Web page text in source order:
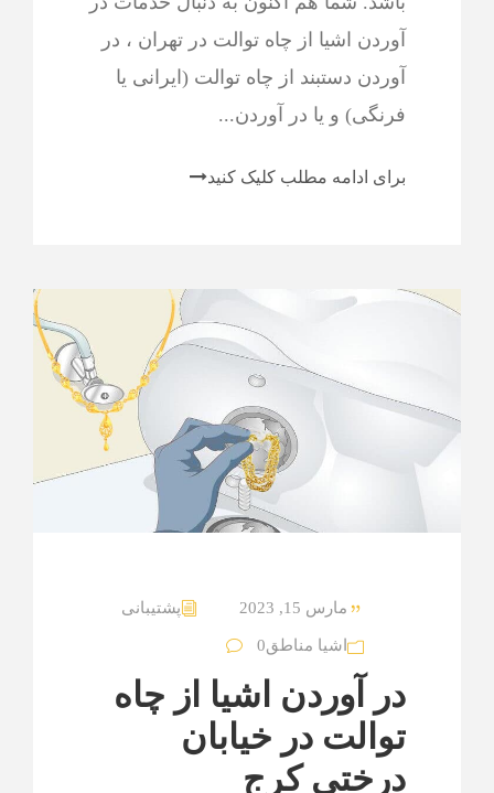
آوردن اشیا از چاه توالت در تهران ، در
آوردن دستبند از چاه توالت (ایرانی یا
فرنگی) و یا در آوردن...
برای ادامه مطلب کلیک کنید
مارس 15, 2023 پشتیبانی
اشیا مناطق0
در آوردن اشیا از چاه
توالت در خیابان
درختی کرج